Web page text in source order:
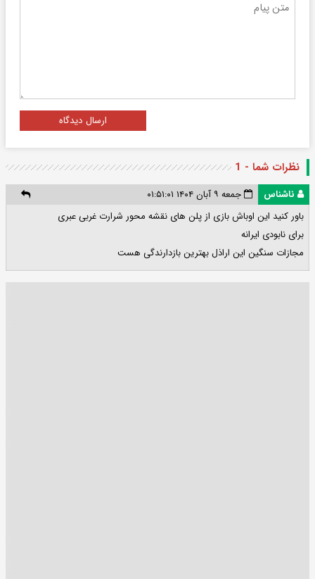
ارسال دیدگاه
نظرات شما - 1
ناشناس
جمعه ۹ آبان ۱۴۰۴ ۰۱:۵۱:۰۱
باور کنید این اوباش بازی از پلن های نقشه محور شرارت غربی عبری
برای نابودی ایرانه
مجازات سنگین این اراذل بهترین بازدارندگی هست